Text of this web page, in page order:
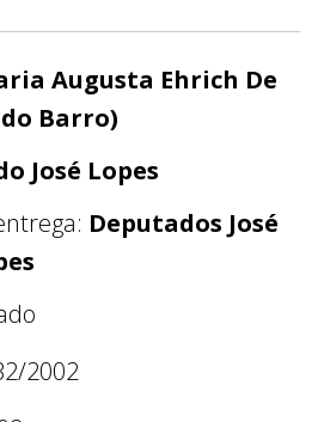
Augusta Ehrich De
Barro)
José Lopes
Deputados José
2002